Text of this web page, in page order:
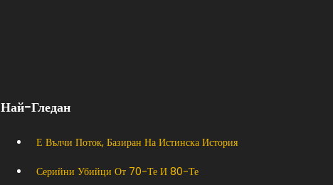
Най-Гледан
Е Вълчи Поток, Базиран На Истинска История
Серийни Убийци От 70-Те И 80-Те